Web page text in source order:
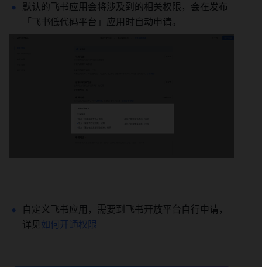
默认的飞书应用会将涉及到的相关权限，会在发布
「飞书低代码平台」应用时自动申请。
自定义飞书应用，需要到飞书开放平台自行申请，
详见如何开通权限